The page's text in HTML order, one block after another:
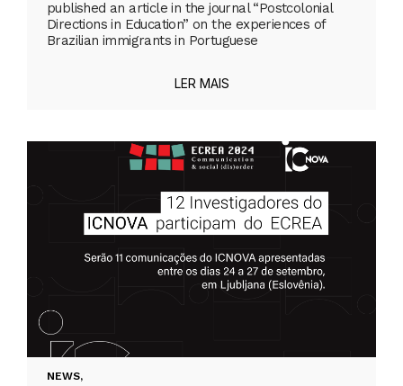
published an article in the journal “Postcolonial
Directions in Education” on the experiences of
Brazilian immigrants in Portuguese
LER MAIS
NEWS,